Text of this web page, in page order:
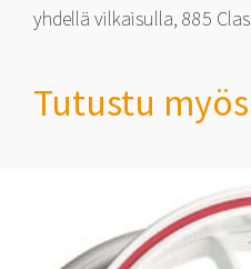
yhdellä vilkaisulla, 885
Tutustu myös